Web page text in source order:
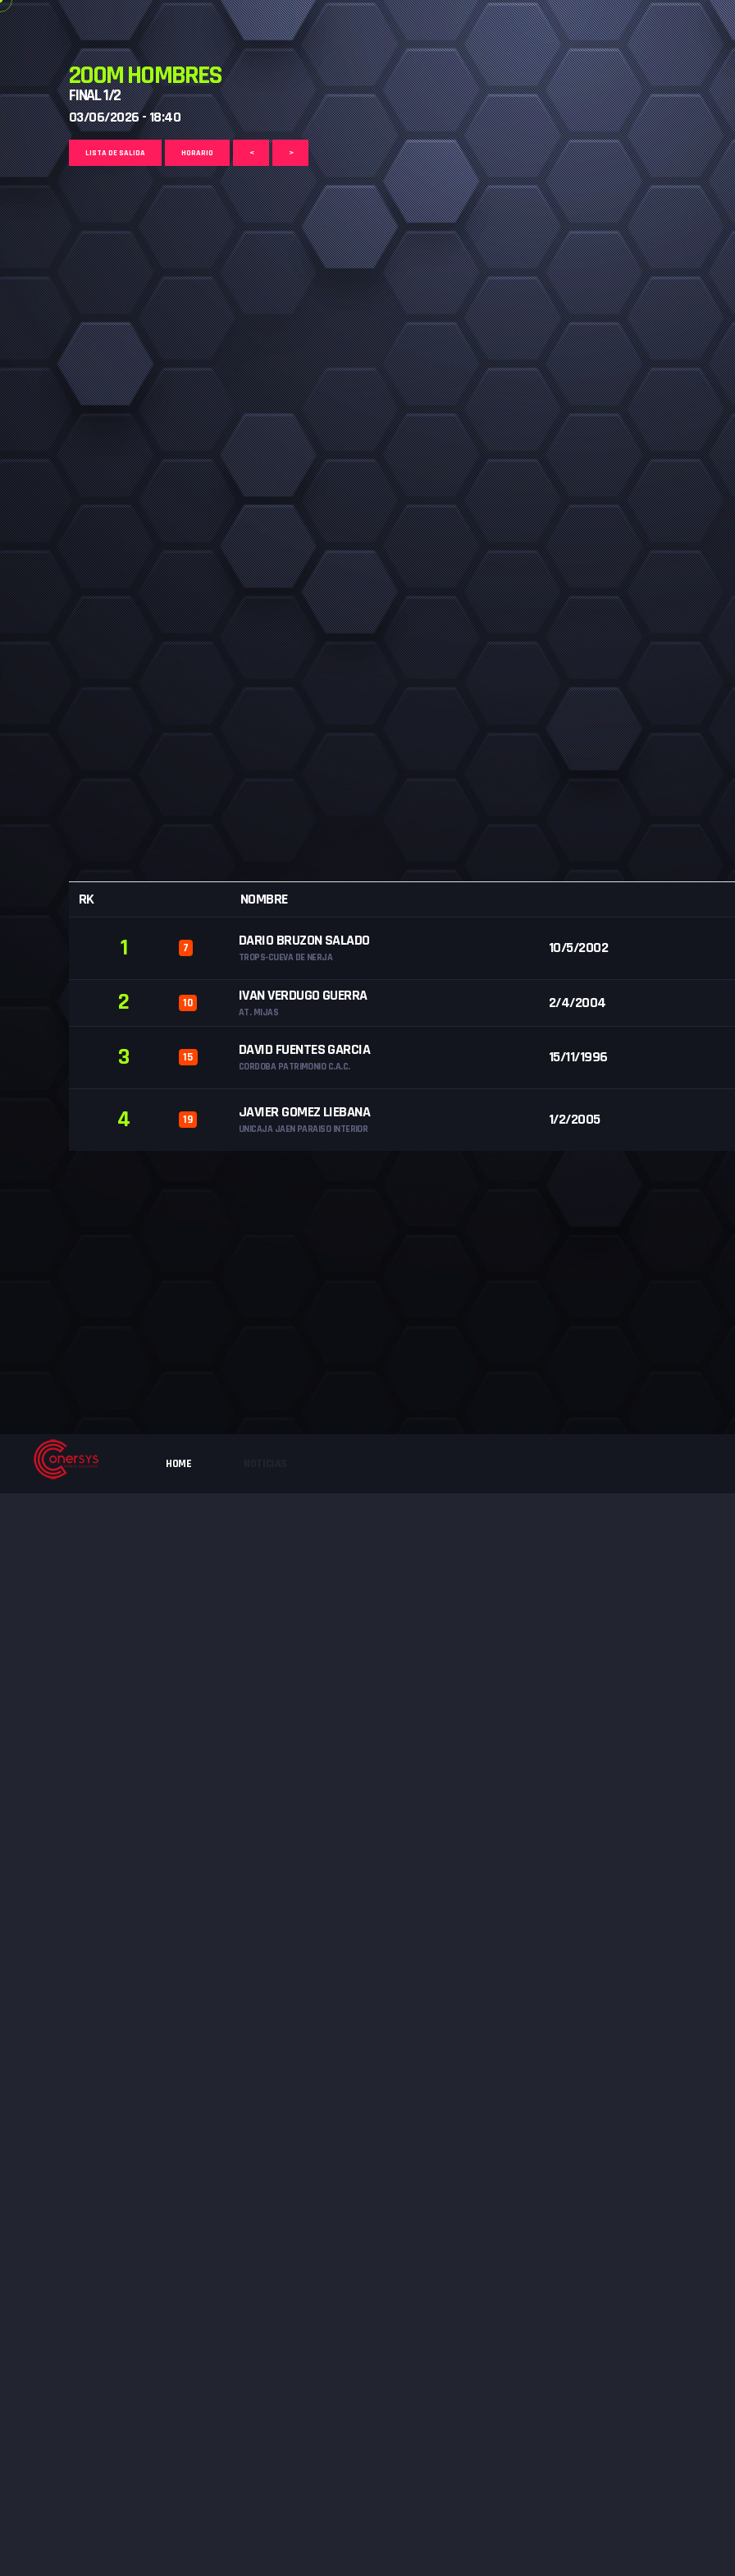
HOME
200M HOMBRES
FINAL 1/2
03/06/2026 - 18:40
LISTA DE SALIDA HORARIO < >
RK NOMBRE
1 7 DARIO BRUZON SALADO
TROPS-CUEVA DE NERJA
10/5/2002
2 10 IVAN VERDUGO GUERRA
AT. MIJAS
2/4/2004
3 15 DAVID FUENTES GARCIA
CORDOBA PATRIMONIO C.A.C.
15/11/1996
4 19 JAVIER GOMEZ LIEBANA
UNICAJA JAEN PARAISO INTERIOR
1/2/2005